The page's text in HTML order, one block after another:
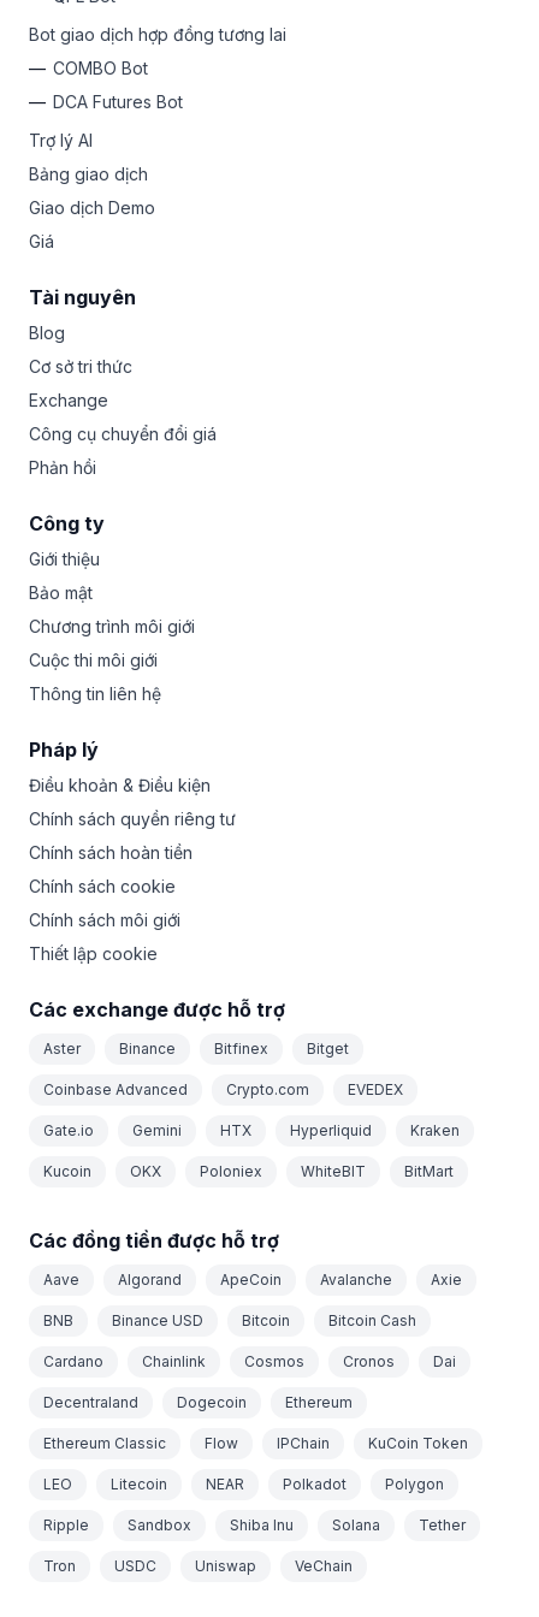
Bot giao dịch hợp đồng tương lai
COMBO Bot
DCA Futures Bot
Trợ lý AI
Bảng giao dịch
Giao dịch Demo
Giá
Tài nguyên
Blog
Cơ sở tri thức
Exchange
Công cụ chuyển đổi giá
Phản hồi
Công ty
Giới thiệu
Bảo mật
Chương trình môi giới
Cuộc thi môi giới
Thông tin liên hệ
Pháp lý
Điều khoản & Điều kiện
Chính sách quyền riêng tư
Chính sách hoàn tiền
Chính sách cookie
Chính sách môi giới
Thiết lập cookie
Các exchange được hỗ trợ
Aster Binance Bitfinex Bitget
Coinbase Advanced Crypto.com EVEDEX
Gate.io Gemini HTX Hyperliquid Kraken
Kucoin OKX Poloniex WhiteBIT BitMart
Các đồng tiền được hỗ trợ
Aave Algorand ApeCoin Avalanche Axie
BNB Binance USD Bitcoin Bitcoin Cash
Cardano Chainlink Cosmos Cronos Dai
Decentraland Dogecoin Ethereum
Ethereum Classic Flow IPChain KuCoin Token
LEO Litecoin NEAR Polkadot Polygon
Ripple Sandbox Shiba Inu Solana Tether
Tron USDC Uniswap VeChain